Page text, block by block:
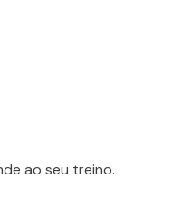
ao seu treino.